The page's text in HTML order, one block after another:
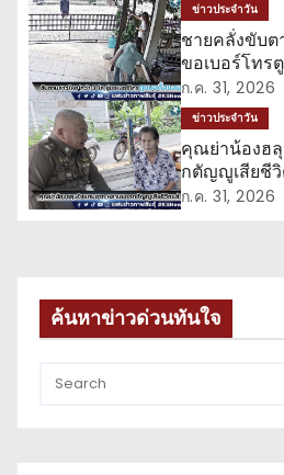
รื่
อ
ง
ข่าวประจำวัน
ชายคลั่งขับต
ขอเบอร์โทร
ก.ค. 31, 2026
ข่าวประจำวัน
คุณย่าน้องฮ
กตัญญูเสียชีวิ
ก.ค. 31, 2026
ค้นหาข่าวด่วนทันใจ